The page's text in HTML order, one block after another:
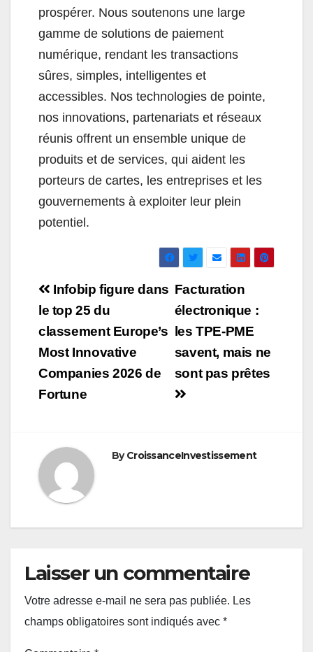
prospérer. Nous soutenons une large
gamme de solutions de paiement
numérique, rendant les transactions
sûres, simples, intelligentes et
accessibles. Nos technologies de pointe,
nos innovations, partenariats et réseaux
réunis offrent un ensemble unique de
produits et de services, qui aident les
porteurs de cartes, les entreprises et les
gouvernements à exploiter leur plein
potentiel.
Navigation
de
l’article
Facturation
électronique :
les TPE-PME
savent, mais ne
sont pas prêtes
Infobip figure dans
le top 25 du
classement Europe’s
Most Innovative
Companies 2026 de
Fortune
ByCroissanceInvestissement
Laisser un commentaire
Votre adresse e-mail ne sera pas publiée. Les
champs obligatoires sont indiqués avec *